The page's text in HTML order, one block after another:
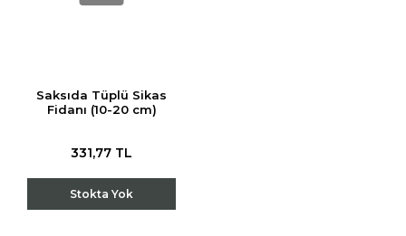
Saksıda Tüplü Sikas
Fidanı (10-20 cm)
331,77 TL
Stokta Yok